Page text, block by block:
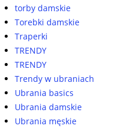
torby damskie
Torebki damskie
Traperki
TRENDY
TRENDY
Trendy w ubraniach
Ubrania basics
Ubrania damskie
Ubrania męskie